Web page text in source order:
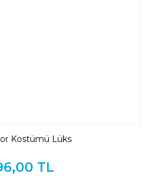
Kostümü Lüks
TL